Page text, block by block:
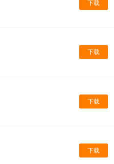
下载
下载
下载
下载